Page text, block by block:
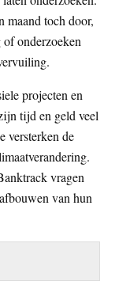
maand toch door,
onderzoeken
projecten en
tijd en geld veel
versterken de
vragen
van hun